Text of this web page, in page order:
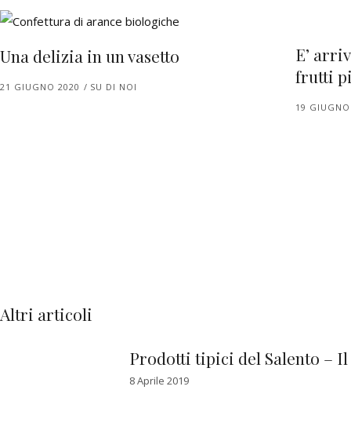
Una delizia in un vasetto
21 GIUGNO 2020 SU DI NOI
E’
frutti
19
Altri articoli
Prodotti tipici del Salento –
8 Aprile 2019